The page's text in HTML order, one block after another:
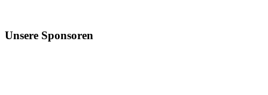
Unsere Sponsoren